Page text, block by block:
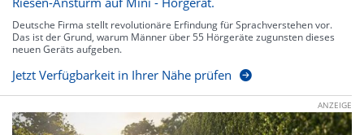
Deutsche Firma stellt revolutionäre Erfindung für Sprachverstehen vor.
Das ist der Grund, warum Männer über 55 Hörgeräte zugunsten dieses
neuen Geräts aufgeben.
Jetzt Verfügbarkeit in Ihrer Nähe prüfen
ANZEIGE